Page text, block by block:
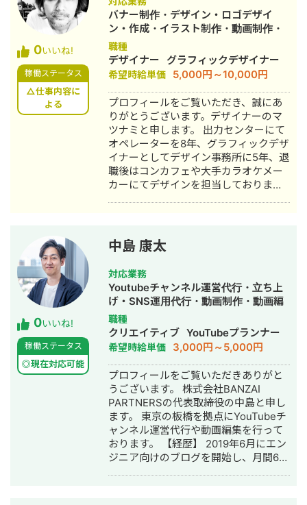
営改善と同じ考え方だと思っていま
す。だからこそ、コスト・人手・時間
が限られた環境でもリアルな提案がで
きます。 こんな方にご連絡ください 経
営課題はあるが、何から手をつければ
いいかわからない デザインと経営の相
談を別々にするのが面倒 地方在住で良
質な相談相手が見つからない コストを
抑えつつ、本質的な改善をしたい 正直
に、気を使わず話せる相手を探してい
る 対応可能なサービス一覧 Webサイト
制作：ホームページ制作、LP制作 経営
相談：課題可視化・図解・優先順位整
理・戦略立案サポート バナー制作：広
告バナー・SNS投稿画像・ヘッダー・
刺・パンフレット・チラシ・会社案内
記事：金融記事、人事記事 その他：フ
ロー図・組織図・提案資料のビジュア
ル化 AI使用可：Gensparkをはじめと
するAIツールの使用経験があります。
対応エリア・連絡方法 オンライン： 全
国どこでも対応（Zoom / Google Meet
/ チャット） 対面： 交通費をご負担い
ただける場合、全国対応可能 📩 まずは
お気軽にメッセージをお送りくださ
い。 「どんな相談ができますか？」と
いう問い合わせだけでも大歓迎です。
初回は状況をお聞きするだけのご相談
も承ります。
0いいね!
稼働ステータス
△仕事内容に
よる
バナー制作・デザイン・ロゴデザイ
ン・作成・イラスト制作・動画制作・
動画編集
職種
デザイナー グラフィックデザイナー
希望時給単価 5,000円～10,000円
プロフィールをご覧いただき、誠にあ
りがとうございます。デザイナーのマ
ツナミと申します。 出力センターにて
オペレーターを8年、グラフィックデザ
イナーとしてデザイン事務所に5年、退
職後はコンカフェや大手カラオケメー
カーにてデザインを担当しておりまし
ました。お客様の9割がデザイナーとい
うこともあり、作る側に回りたいと思
い、その後デザイナーに転身。 デザイ
ン事務所では主に医療機器や重工業メ
ーカー、製薬会社のパンフレット、ま
た弁護士事務所のポスターなど、比較
的堅めの仕事を担当していました。そ
の後勤めたコンカフェでは一転して
POPなデザイン。ですがこちらの方が
自分の得意分野です。 秋葉原の街角で
よくメイドが配ってるフライヤーやメ
イドのDVDパッケージデザイン、チェ
キのセレクト、人生相談、たまにキッ
チンに立ちお酒を作ったり… 期間は短
かったですが貴重な経験でした。 その
後はカラオケメーカーにて主にメルマ
ガのクーポン画像や注文リモコンのグ
ラフィック、アプリ内のグラフィッ
0いいね!
稼働ステータス
◎現在対応可能
中島 康太
対応業務
Youtubeチャンネル運営代行・立ち上
げ・SNS運用代行・動画制作・動画編
集
職種
クリエイティブ YouTubeプランナー
希望時給単価 3,000円～5,000円
プロフィールをご覧いただきありがと
うございます。 株式会社BANZAI
PARTNERSの代表取締役の中島と申し
ます。 東京の板橋を拠点にYouTubeチ
ャンネル運営代行や動画編集を行って
おります。 【経歴】 2019年6月にエン
ジニア向けのブログを開始し、月間6万